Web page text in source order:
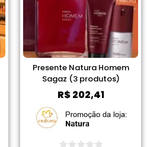
Presente Natura Homem
Sagaz (3 produtos)
R$202,41